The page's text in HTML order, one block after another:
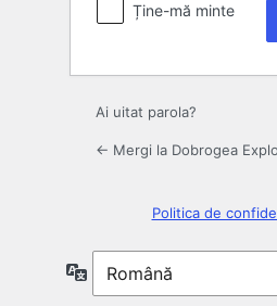
Ține-mă minte
Ai uitat parola?
← Mergi la Dobrogea
Politica de
Limbă